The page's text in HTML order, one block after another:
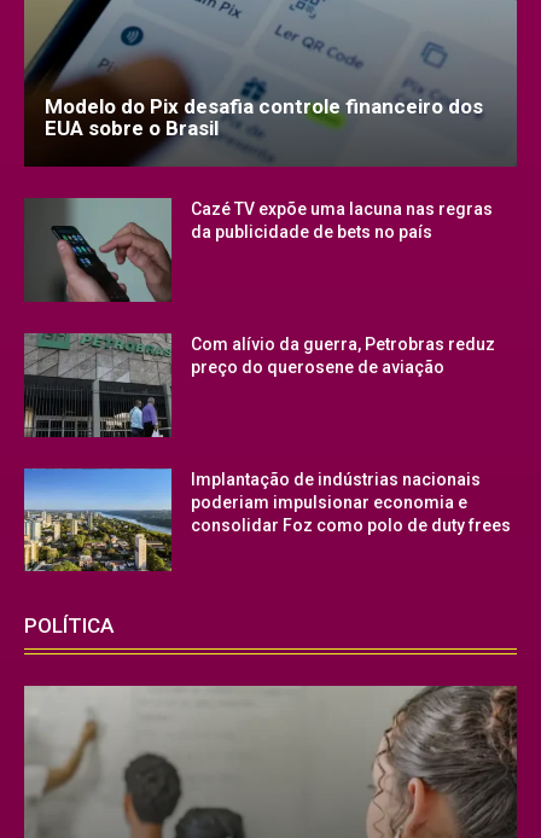
Modelo do Pix desafia controle financeiro dos
EUA sobre o Brasil
Cazé TV expõe uma lacuna nas regras
da publicidade de bets no país
Com alívio da guerra, Petrobras reduz
preço do querosene de aviação
Implantação de indústrias nacionais
poderiam impulsionar economia e
consolidar Foz como polo de duty frees
POLÍTICA